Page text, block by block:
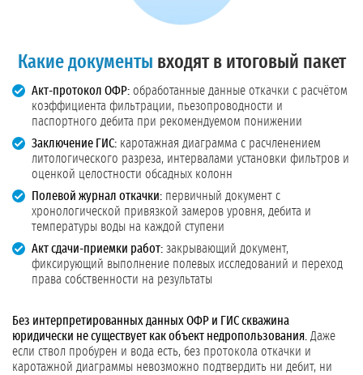
Какие документы входят в итоговый пакет
Акт-протокол ОФР: обработанные данные откачки с расчётом
коэффициента фильтрации, пьезопроводности и
паспортного дебита при рекомендуемом понижении
Заключение ГИС: каротажная диаграмма с расчленением
литологического разреза, интервалами установки фильтров и
оценкой целостности обсадных колонн
Полевой журнал откачки: первичный документ с
хронологической привязкой замеров уровня, дебита и
температуры воды на каждой ступени
Акт сдачи-приемки работ: закрывающий документ,
фиксирующий выполнение полевых исследований и переход
права собственности на результаты
Без интерпретированных данных ОФР и ГИС скважина
юридически не существует как объект недропользования. Даже
если ствол пробурен и вода есть, без протокола откачки и
каротажной диаграммы невозможно подтвердить ни дебит, ни